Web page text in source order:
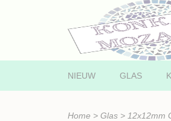
NIEUW GLAS
Home > Glas > 12x12mm